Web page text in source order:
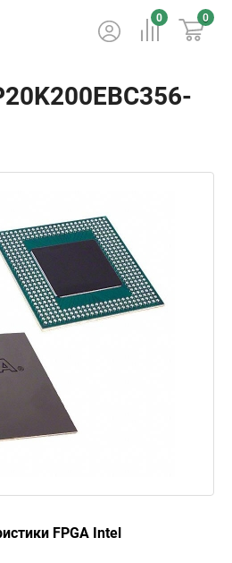
0 0
FPGA Intel